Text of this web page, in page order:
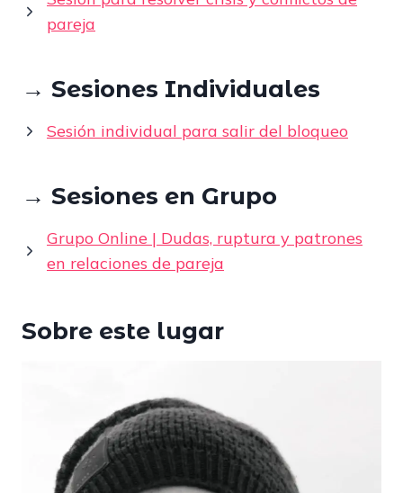
pareja
→ Sesiones Individuales
Sesión individual para salir del bloqueo
→ Sesiones en Grupo
Grupo Online | Dudas, ruptura y patrones
en relaciones de pareja
Sobre este lugar